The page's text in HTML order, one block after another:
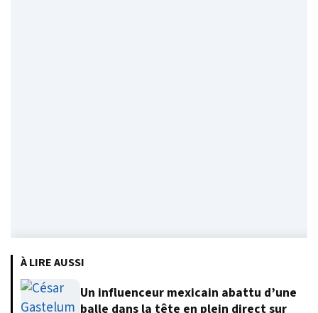
À LIRE AUSSI
Un influenceur mexicain abattu d’une
balle dans la tête en plein direct sur